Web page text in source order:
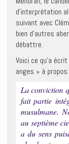
d’interprétation
suivant avec
bien d’autres
débattre.
Voici ce qu’a
anges » à
La conviction
fait partie
musulmane.
au septième
a du sens